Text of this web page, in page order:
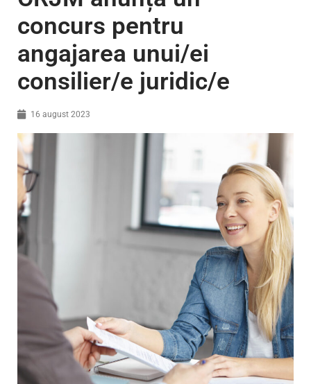
concurs pentru
angajarea unui/ei
consilier/e juridic/e
16 august 2023